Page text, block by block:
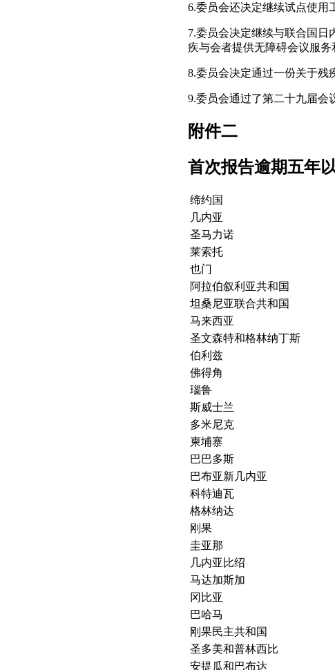
6.委员会还决定继续试点使用
7.委员会决定继续与联合国
疾与会者提供无障碍会议服务
8.委员会决定通过一份关于残
9.委员会通过了第二十九届会
附件二
首次报告逾期五年
缔约国
几内亚
圣马力诺
莱索托
也门
阿拉伯叙利亚共和国
坦桑尼亚联合共和国
马来西亚
圣文森特和格林纳丁斯
伯利兹
佛得角
瑙鲁
斯威士兰
多米尼克
柬埔寨
巴巴多斯
巴布亚新几内亚
科特迪瓦
格林纳达
刚果
圭亚那
几内亚比绍
马达加斯加
冈比亚
巴哈马
刚果民主共和国
圣多美和普林西比
安提瓜和巴布达